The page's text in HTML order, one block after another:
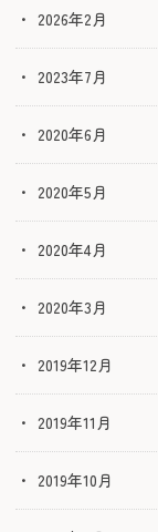
2026年2月
2023年7月
2020年6月
2020年5月
2020年4月
2020年3月
2019年12月
2019年11月
2019年10月